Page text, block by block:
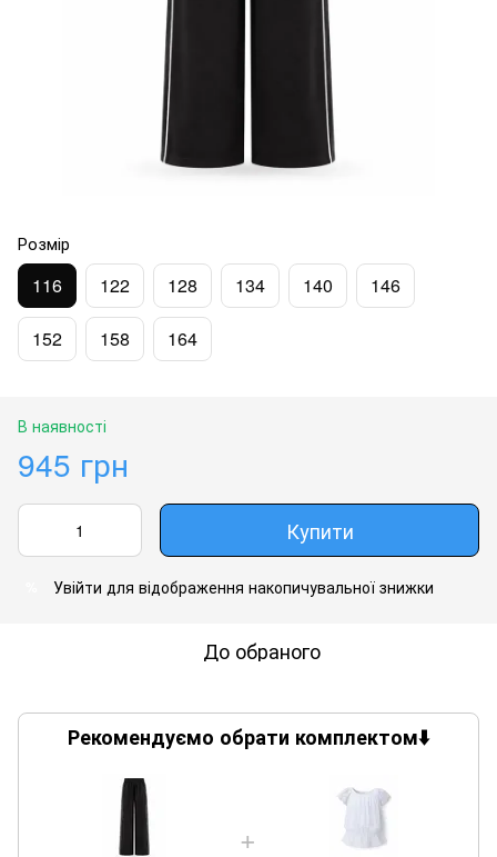
Розмір
116 122 128 134 140 146
152 158 164
В наявності
945 грн
Купити
Увійти для відображення накопичувальної знижки
До обраного
Рекомендуємо обрати комплектом⬇️